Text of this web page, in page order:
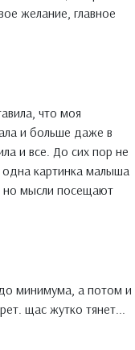
желание, главное
что моя
и больше даже в
и все. До сих пор не
одна картинка малыша
но мысли посещают
минимума, а потом и
щас жутко тянет...